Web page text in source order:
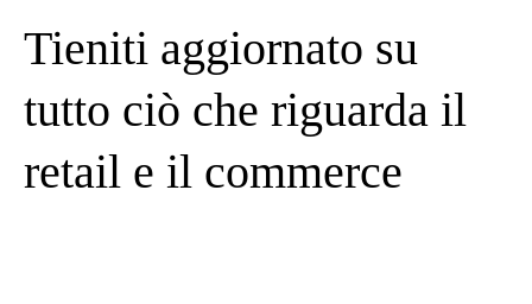
Tieniti aggiornato su
tutto ciò che riguarda il
retail e il commerce